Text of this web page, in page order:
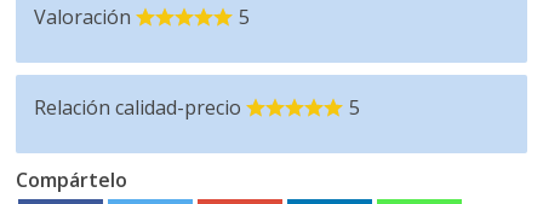
Valoración 5
Relación calidad-precio 5
Compártelo